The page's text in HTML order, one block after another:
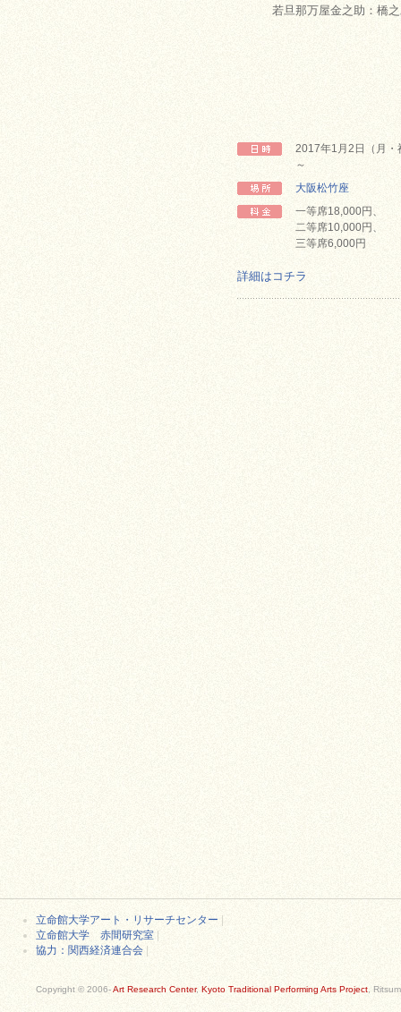
若旦那万屋金之助：橋之
2017年1月2日（月・
～
大阪松竹座
一等席18,000円、
二等席10,000円、
三等席6,000円
詳細はコチラ
立命館大学アート・リサーチセンター
立命館大学 赤間研究室
協力：関西経済連合会
Copyright © 2006-Art Research Center, Kyoto Traditional Performing Arts Project ,